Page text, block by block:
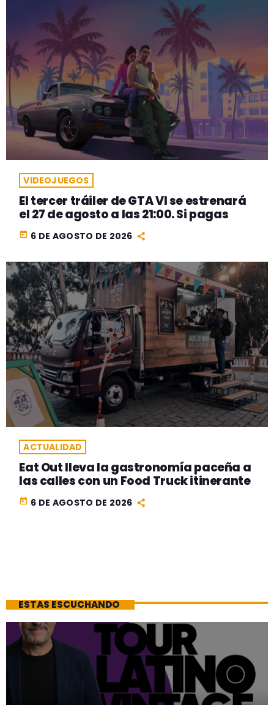
VIDEOJUEGOS
El tercer tráiler de GTA VI se estrenará
el 27 de agosto a las 21:00. Si pagas
today 6 DE AGOSTO DE 2026
ACTUALIDAD
Eat Out lleva la gastronomía paceña a
las calles con un Food Truck itinerante
today 6 DE AGOSTO DE 2026
ESTAS ESCUCHANDO